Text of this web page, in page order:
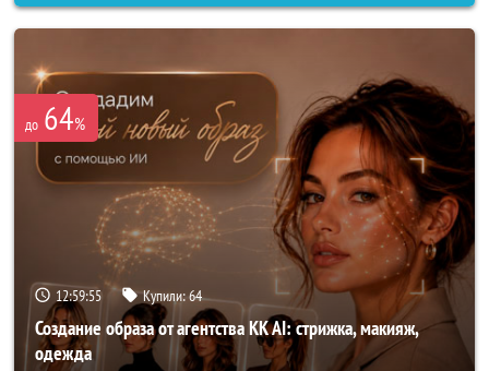
до 64%
12:59:52 Купили:64
Создание образа от агентства KK AI: стрижка, макияж,
одежда